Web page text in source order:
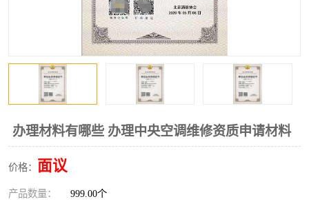
办理材料有哪些 办理中央空调维修资质申请材料
价格： 面议
产品数量： 999.00个